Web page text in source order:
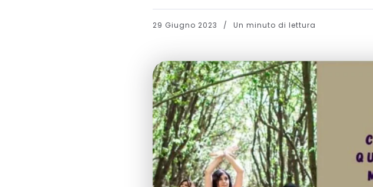
29 Giugno 2023 Un minuto di lettura